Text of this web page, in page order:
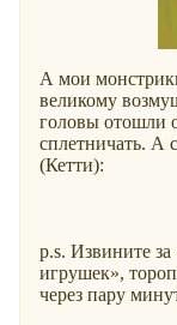
А мои
великому
головы отошли
сплетничать. А с
(Кетти):
p.s. Извините за
игрушек ,
через пару